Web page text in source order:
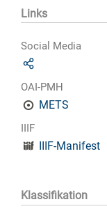
Links
Social Media
OAI-PMH
METS
IIIF
IIIF-Manifest
Klassifikation